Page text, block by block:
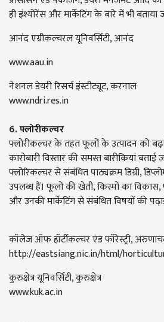
ही इंश्योरेंस और मार्केटिंग के बारे में भी बताया
आनंद एग्रीकल्चरल यूनिवर्सिटी, आनंद
www.aau.in
नेशनल डेयरी रिसर्च इंस्टीट्यूट, करनाल
www.ndri.res.in
6.फ्लोरीकल्चर
फ्लोरीकल्चर के तहत फूलों के उत्पादन को
कारोबारी विस्तार की समस्त बारीकियां बताई
फ्लोरिकल्चर से संबंधित पाठ्यक्रम डिग्री,
उपलब्ध हैं। फूलों की खेती, किस्मों का
और उनकी मार्केटिंग से संबंधित विषयों की
कॉलेज ऑफ हॉर्टीकल्चर एंड फॉरेस्ट्री,
http://eastsiang.nic.in/html/
कुरुक्षेत्र यूनिवर्सिटी, कुरुक्षेत्र
www.kuk.ac.in